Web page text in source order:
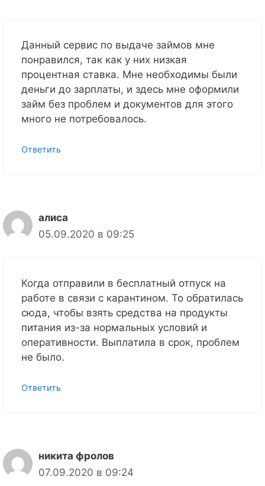
Данный сервис по выдаче займов мне
понравился, так как у них низкая
процентная ставка. Мне необходимы были
деньги до зарплаты, и здесь мне оформили
займ без проблем и документов для этого
много не потребовалось.
Ответить
алиса
05.09.2020 в 09:25
Когда отправили в бесплатный отпуск на
работе в связи с карантином. То обратилась
сюда, чтобы взять средства на продукты
питания из-за нормальных условий и
оперативности. Выплатила в срок, проблем
не было.
Ответить
никита фролов
07.09.2020 в 09:24